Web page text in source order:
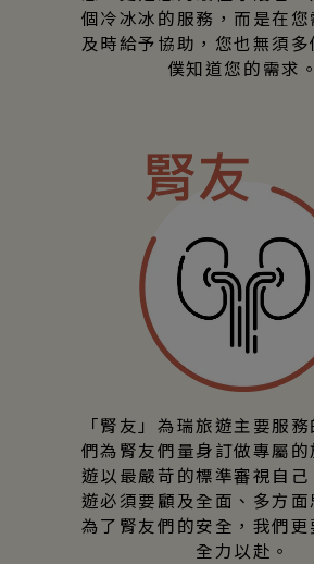
個冷冰冰的服務，而是在
及時給予協助，您也無須
僕知道您的需求。
「腎友」為瑞旅遊主要服
們為腎友們量身訂做專屬
遊以最嚴苛的標準審視自
遊必須要顧及全面、多方
為了腎友們的安全，我們
全力以赴。